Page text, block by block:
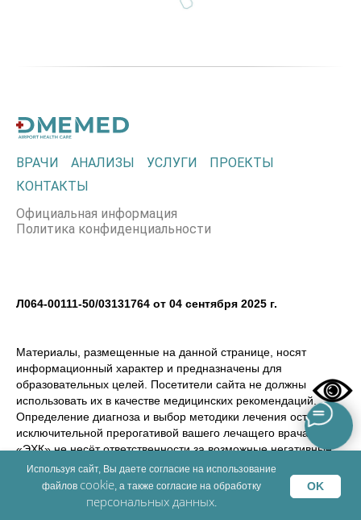
ВРАЧИ АНАЛИЗЫ УСЛУГИ
ПРОЕКТЫ
КОНТАКТЫ
Официальная информация
Политика конфиденциальности
Л064-00111-50/03131764 от 04 сентября 2025 г.
Материалы, размещенные на данной странице, носят
информационный характер и предназначены для
образовательных целей. Посетители сайта не должны
использовать их в качестве медицинских рекомендаций.
Определение диагноза и выбор методики лечения остается
исключительной прерогативой вашего лечащего врача! ООО
«ЭХК» не несёт ответственности за возможные негативные
последствия, возникшие в результате использования
информации, размещенной на сайте dmemed.ru
Используя сайт, Вы даете согласие на использование
файлов cookie, а также согласие на обработку
персональных данных.
OK